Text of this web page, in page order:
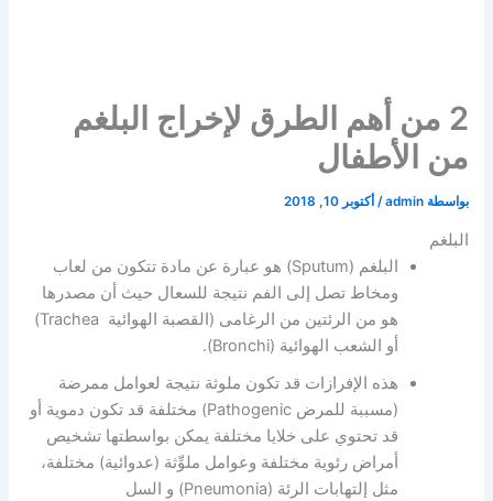
2 من أهم الطرق لإخراج البلغم
من الأطفال
بواسطة admin
/أكتوبر 10, 2018
البلغم
البلغم (Sputum) هو عبارة عن مادة تتكون من لعاب
ومخاط تصل إلى الفم نتيجة للسعال حيث أن مصدرها
هو من الرئتين من الرغامى (القصبة الهوائية Trachea)
أو الشعب الهوائية (Bronchi).
هذه الإفرازات قد تكون ملوثة نتيجة لعوامل ممرضة
(مسببة للمرض Pathogenic) مختلفة قد تكون دموية أو
قد تحتوي على خلايا مختلفة يمكن بواسطتها تشخيص
أمراض رئوية مختلفة وعوامل ملوِّثة (عدوائية) مختلفة،
مثل إلتهابات الرئة (Pneumonia) و السل